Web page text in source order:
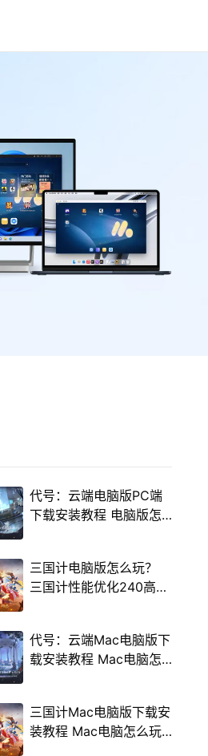
代号：云端电脑版PC端
下载安装教程 电脑版怎
三国计电脑版怎么玩？
三国计性能优化240高帧
代号：云端Mac电脑版下
载安装教程 Mac电脑怎
三国计Mac电脑版下载安
装教程 Mac电脑怎么玩